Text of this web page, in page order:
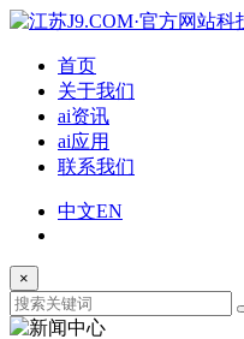
首页
关于我们
ai资讯
ai应用
联系我们
中文EN
×